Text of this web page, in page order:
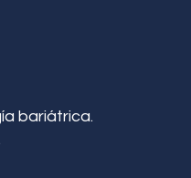
bariátrica.